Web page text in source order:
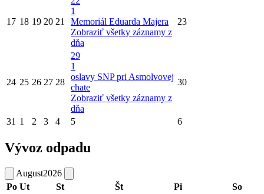
17 18 19 20 21
1
Memoriál Eduarda Majera
Zobraziť všetky záznamy z
dňa
23
24 25 26 27 28
29
1
oslavy SNP pri Asmolvovej
chate
Zobraziť všetky záznamy z
dňa
30
31 1 2 3 4 5 6
Vývoz odpadu
August2026
Po Ut St Št Pi So